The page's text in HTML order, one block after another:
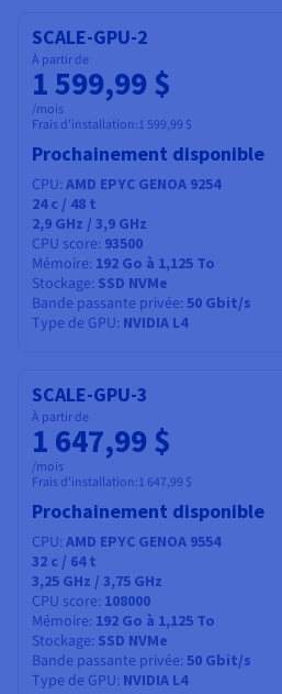
SCALE-GPU-2
À partir de
1 599,99 $
/mois
Frais d'installation:1 599,99 $
Prochainement disponible
CPU AMD EPYC GENOA 9254
24c / 48 t
2,9 GHz / 3,9 GHz
CPU score 93500
Mémoire 192 Go à 1,125 To
Stockage SSD NVMe
Bande passante privée 50 Gbit/s
Type de GPU NVIDIA L4
SCALE-GPU-3
À partir de
1 647,99 $
/mois
Frais d'installation:1 647,99 $
Prochainement disponible
CPU AMD EPYC GENOA 9554
32 c / 64t
3,25 GHz / 3,75 GHz
CPU score 108000
Mémoire 192 Go à 1,125 To
Stockage SSD NVMe
Bande passante privée 50 Gbit/s
Type de GPU NVIDIA L4